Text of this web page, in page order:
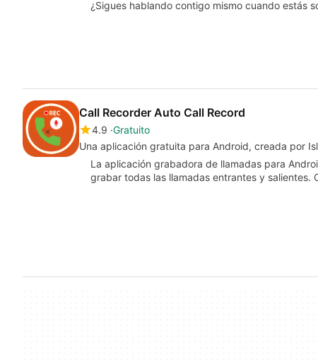
¿Sigues hablando contigo mismo cuando estás
Call Recorder Auto Call Record
4.9 Gratuito
Una aplicación gratuita para Android, creada por
La aplicación grabadora de llamadas para
grabar todas las llamadas entrantes y salientes.